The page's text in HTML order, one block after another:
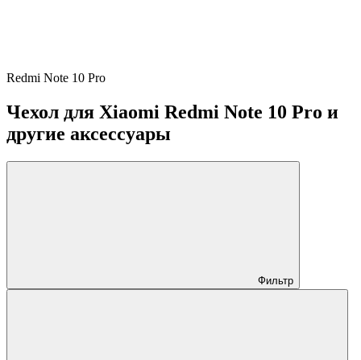
Redmi Note 10 Pro
Чехол для Xiaomi Redmi Note 10 Pro и
другие аксессуары
Фильтр